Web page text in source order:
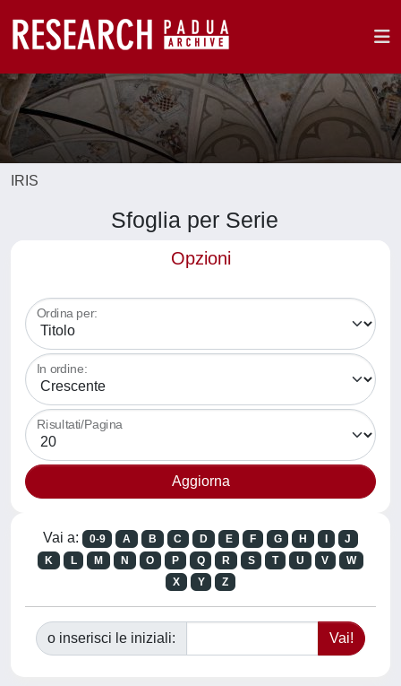
IRIS
Sfoglia per Serie
Opzioni
Ordina per:
In ordine:
Risultati/Pagina
Vai a: 0-9 A B C D E F G H
J
K
L M N O P Q R S T U V
W
X
Y Z
o inserisci le iniziali: